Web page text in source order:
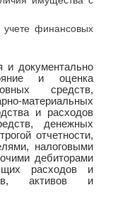
финансовых
и документально
и оценка
средств,
материальных
и расходов
денежных
отчетности,
налоговыми
дебиторами
расходов и
активов и